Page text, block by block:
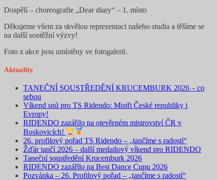
Dospělí – choreografie „Dear diary“ – 1. místo
Děkujeme všem za skvělou reprezentaci našeho studia a těšíme se
na další soutěžní výzvy!
Foto z akce jsou umístěny ve fotogalerii.
Aktuality
TANEČNÍ SOUSTŘEDĚNÍ KRUCEMBURK 2026 – co
sebou
Víkend snů pro TS Ridendo: Mistři České republiky i
Evropy!
RIDENDO zazářilo na otevřeném mistrovství ČR v
Boskovicích!
26. profilový pořad TS Ridendo – „tančíme s radostí“
Žďár tančí 2026 – další medailový víkend pro RIDENDO
Taneční soustředění Krucemburk 2026
RIDENDO zazářilo na Best Dance Cupu 2026
Pozvánka – 26. Profilový pořad – „tančíme s radostí“